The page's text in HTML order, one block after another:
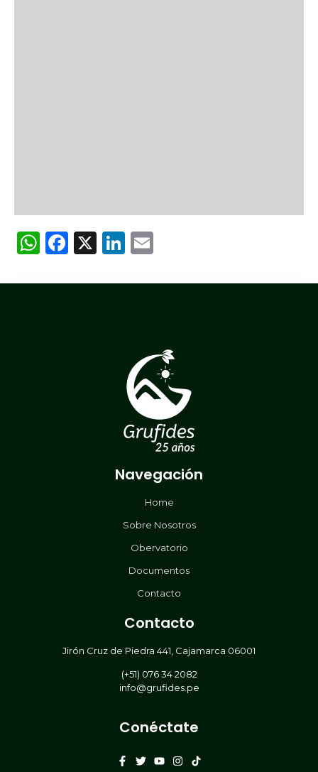
WhatsApp
Facebook
X LinkedIn
Navegación
Home
Sobre Nosotros
Obervatorio
Documentos
Contacto
Contacto
Jirón Cruz de Piedra 441, Cajamarca 06001
(+51) 076 34 2082
info@grufides.pe
Conéctate